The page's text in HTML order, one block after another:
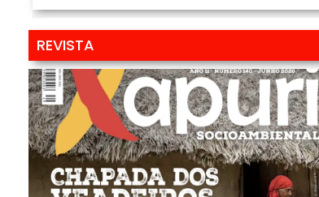
REVISTA